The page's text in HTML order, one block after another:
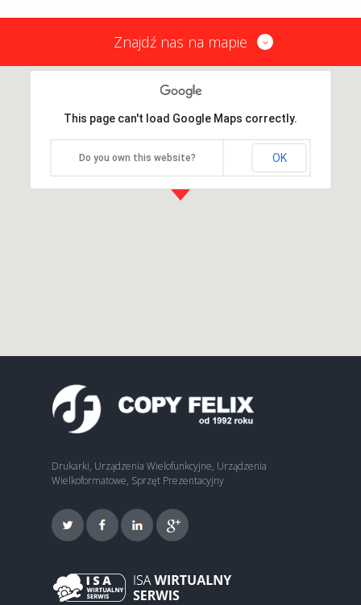
Znajdź nas na mapie
This page can't load Google Maps correctly.
Do you own this website? OK
Drukarki, Urządzenia Wielofunkcyjne, Urządzenia
Wielkoformatowe, Sprzęt Prezentacyjny